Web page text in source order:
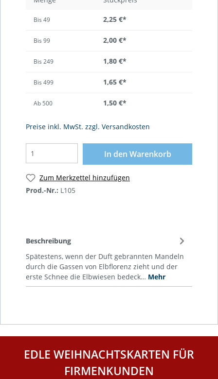
Bis 49 2,25 €*
Bis 99 2,00 €*
Bis 249 1,80 €*
Bis 499 1,65 €*
Ab 500 1,50 €*
Preise inkl. MwSt. zzgl. Versandkosten
In den Warenkorb
Zum Merkzettel hinzufügen
Prod.-Nr.: L105
Beschreibung
Spätestens, wenn der Duft gebrannten Mandeln
durch die Gassen von Elbflorenz zieht und der
erste Schnee die Elbwiesen bedeck… Mehr
EDLE WEIHNACHTSKARTEN FÜR
FIRMENKUNDEN